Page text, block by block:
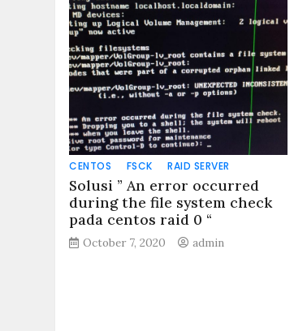
CENTOS FSCK RAID SERVER
Solusi ” An error occurred
during the file system check
pada centos raid 0 “
October 7, 2020 admin